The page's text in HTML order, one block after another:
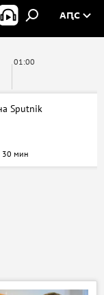
АԤС
01:00
Sputnik
30 мин